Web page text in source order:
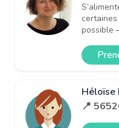
possible
Héloïse
📍